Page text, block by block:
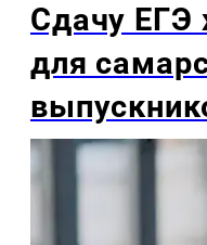
Сдачу ЕГЭ
для